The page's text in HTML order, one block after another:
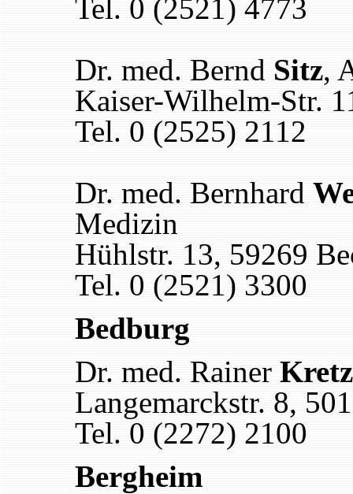
Tel. 0 (2521) 4773
Dr. med. Bernd Sitz,
Kaiser-Wilhelm-Str.
Tel. 0 (2525) 2112
Dr. med. Bernhard
Medizin
Hühlstr. 13, 59269
Tel. 0 (2521) 3300
Bedburg
Dr. med. Rainer
Langemarckstr. 8,
Tel. 0 (2272) 2100
Bergheim